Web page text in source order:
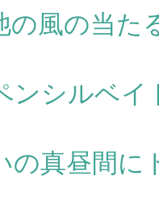
の風の当た
ンシルベ
の真昼間